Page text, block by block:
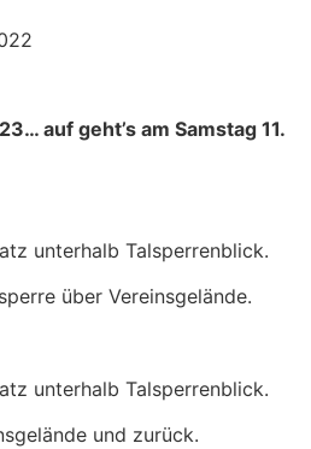
auf geht’s am Samstag 11.
unterhalb Talsperrenblick.
über Vereinsgelände.
unterhalb Talsperrenblick.
und zurück.